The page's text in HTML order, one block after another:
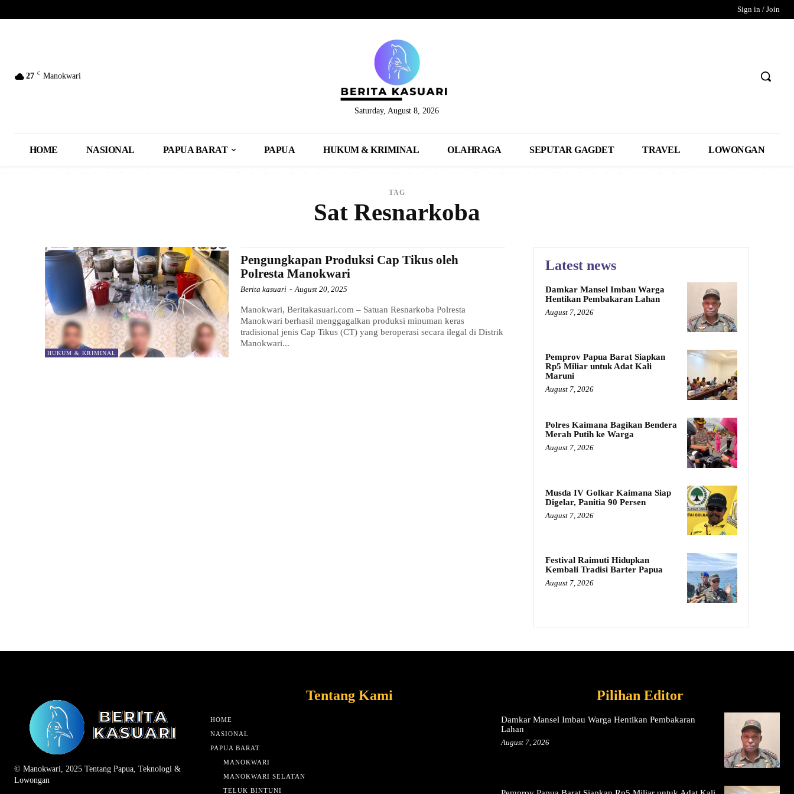
Sign in / Join
27 C Manokwari
Saturday, August 8, 2026
HOME NASIONAL PAPUA BARAT PAPUA HUKUM & KRIMINAL OLAHRAGA SEPUTAR GAGDET TRAVEL LOWONGAN
TAG
Sat Resnarkoba
HUKUM & KRIMINAL
Pengungkapan Produksi Cap Tikus oleh
Polresta Manokwari
Berita kasuari - August 20, 2025
Manokwari, Beritakasuari.com – Satuan Resnarkoba Polresta
Manokwari berhasil menggagalkan produksi minuman keras
tradisional jenis Cap Tikus (CT) yang beroperasi secara ilegal di Distrik
Manokwari...
Latest news
Damkar Mansel Imbau Warga
Hentikan Pembakaran Lahan
August 7, 2026
Pemprov Papua Barat Siapkan
Rp5 Miliar untuk Adat Kali
Maruni
August 7, 2026
Polres Kaimana Bagikan Bendera
Merah Putih ke Warga
August 7, 2026
Musda IV Golkar Kaimana Siap
Digelar, Panitia 90 Persen
August 7, 2026
Festival Raimuti Hidupkan
Kembali Tradisi Barter Papua
August 7, 2026
© Manokwari, 2025 Tentang Papua, Teknologi &
Lowongan
Tentang Kami
HOME
NASIONAL
PAPUA BARAT
MANOKWARI
MANOKWARI SELATAN
TELUK BINTUNI
Pilihan Editor
Damkar Mansel Imbau Warga Hentikan Pembakaran
Lahan
August 7, 2026